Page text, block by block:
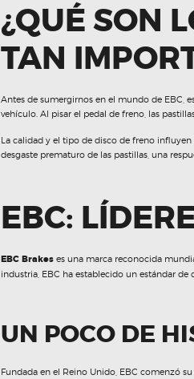
¿QUÉ SON
TAN
Antes de sumergirnos en el mundo de EBC,
vehículo. Al pisar el pedal de freno, las
La calidad y el tipo de disco de freno
desgaste prematuro de las pastillas, una
EBC:
EBC Brakes es una marca reconocida
industria, EBC ha establecido un estándar
UN POCO DE
Fundada en el Reino Unido, EBC comenzó